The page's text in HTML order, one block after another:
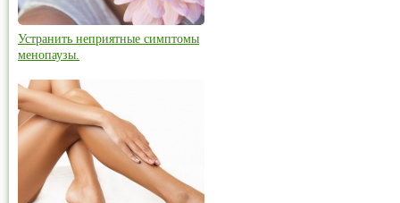
Устранить неприятные симптомы
менопаузы.